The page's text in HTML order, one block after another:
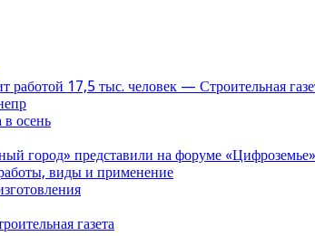
17,5 тыс. человек — Строительная
в осень
город» представили на форуме
виды и применение
газета